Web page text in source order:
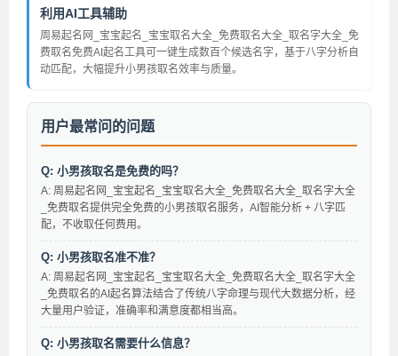
利用AI工具辅助
周易起名网_宝宝起名_宝宝取名大全_免费取名大全_取名字大全_免
费取名免费AI起名工具可一键生成数百个候选名字，基于八字分析自
动匹配，大幅提升小男孩取名效率与质量。
用户最常问的问题
Q: 小男孩取名是免费的吗？
A: 周易起名网_宝宝起名_宝宝取名大全_免费取名大全_取名字大全
_免费取名提供完全免费的小男孩取名服务，AI智能分析 + 八字匹
配，不收取任何费用。
Q: 小男孩取名准不准？
A: 周易起名网_宝宝起名_宝宝取名大全_免费取名大全_取名字大全
_免费取名的AI起名算法结合了传统八字命理与现代大数据分析，经
大量用户验证，准确率和满意度都相当高。
Q: 小男孩取名需要什么信息？